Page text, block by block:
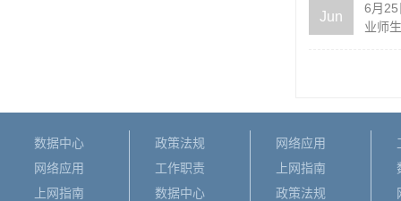
Jun
6月25
业师
数据中心
网络应用
上网指南
政策法规
工作职责
数据中心
网络应用
上网指南
政策法规